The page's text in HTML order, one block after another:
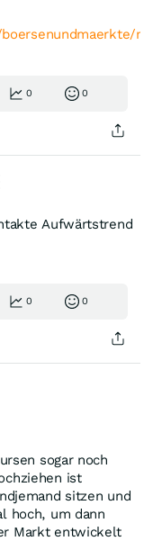
0 0
Aufwärtstrend
0 0
sogar noch
ist
sitzen und
hoch, um dann
Markt entwickelt